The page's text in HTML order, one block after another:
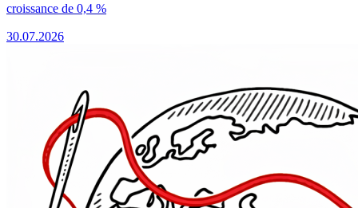
croissance de 0,4 %
30.07.2026